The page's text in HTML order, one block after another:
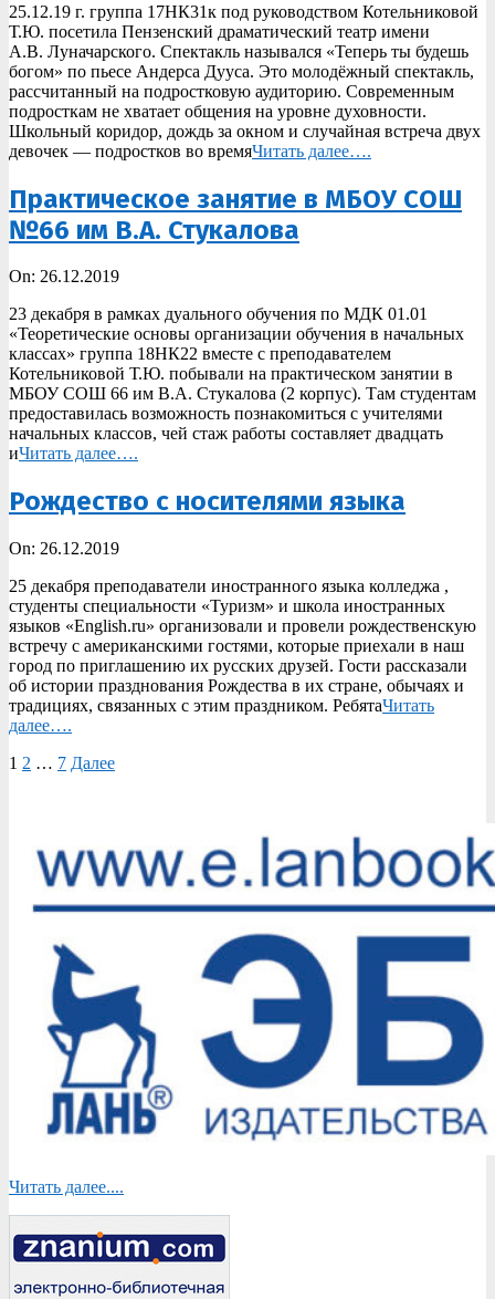
26
25.12.19 г. группа 17НК31к под руководством Котельниковой
Т.Ю. посетила Пензенский драматический театр имени
А.В. Луначарского. Спектакль назывался «Теперь ты будешь
богом» по пьесе Андерса Дууса. Это молодёжный спектакль,
рассчитанный на подростковую аудиторию. Современным
подросткам не хватает общения на уровне духовности.
Школьный коридор, дождь за окном и случайная встреча двух
девочек — подростков во времяЧитать далее….
Практическое занятие в МБОУ СОШ
№66 им В.А. Стукалова
2019-
26
On: 26.12.2019
23 декабря в рамках дуального обучения по МДК 01.01
«Теоретические основы организации обучения в начальных
классах» группа 18НК22 вместе с преподавателем
Котельниковой Т.Ю. побывали на практическом занятии в
МБОУ СОШ 66 им В.А. Стукалова (2 корпус). Там студентам
предоставилась возможность познакомиться с учителями
начальных классов, чей стаж работы составляет двадцать
иЧитать далее….
Рождество с носителями языка
2019-
26
On: 26.12.2019
25 декабря преподаватели иностранного языка колледжа ,
студенты специальности «Туризм» и школа иностранных
языков «English.ru» организовали и провели рождественскую
встречу с американскими гостями, которые приехали в наш
город по приглашению их русских друзей. Гости рассказали
об истории празднования Рождества в их стране, обычаях и
традициях, связанных с этим праздником. РебятаЧитать
далее….
Пагинация
1 2 … 7 Далее
Читать далее....